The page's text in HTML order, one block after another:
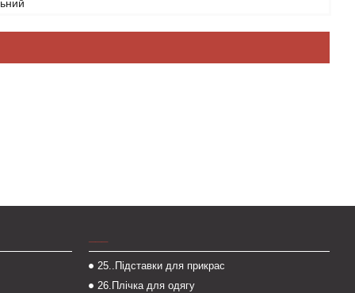
25..Підставки для прикрас
26.Плічка для одягу